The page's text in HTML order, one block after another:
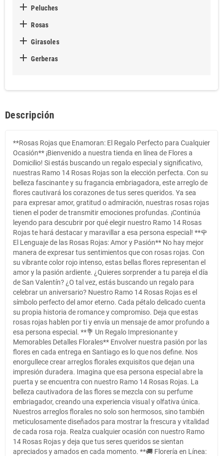
 Peluches
 Rosas
 Girasoles
 Gerberas
Descripción
**Rosas Rojas que Enamoran: El Regalo Perfecto para Cualquier
Ocasión** ¡Bienvenido a nuestra tienda en línea de Flores a
Domicilio! Si estás buscando un regalo especial y significativo,
nuestras Ramo 14 Rosas Rojas son la elección perfecta. Con su
belleza fascinante y su fragancia embriagadora, este arreglo de
flores cautivará los corazones de tus seres queridos. Ya sea
para expresar amor, gratitud o admiración, nuestras rosas rojas
tienen el poder de transmitir emociones profundas. ¡Continúa
leyendo para descubrir por qué elegir nuestro Ramo 14 Rosas
Rojas te hará destacar y maravillar a esa persona especial! **🌹
El Lenguaje de las Rosas Rojas: Amor y Pasión** No hay mejor
manera de expresar tus sentimientos que con rosas rojas. Con
su vibrante color rojo intenso, estas bellas flores representan el
amor y la pasión ardiente. ¿Quieres sorprender a tu pareja el día
de San Valentín? ¿O tal vez, estás buscando un regalo para
celebrar un aniversario? Nuestro Ramo 14 Rosas Rojas es el
símbolo perfecto del amor eterno. Cada pétalo delicado cuenta
su propia historia de romance y compromiso. Deja que estas
rosas rojas hablen por ti y envía un mensaje de amor profundo a
esa persona especial. **💐 Un Regalo Impresionante y
Memorables Detalles Florales** Envolver nuestra pasión por las
flores en cada entrega en Santiago es lo que nos define. Nos
enorgullece crear arreglos florales exquisitos que dejan una
impresión duradera. Imagina que esa persona especial abre la
puerta y se encuentra con nuestro Ramo 14 Rosas Rojas. La
belleza cautivadora de las flores se mezcla con su perfume
embriagador, creando una experiencia visual y olfativa única.
Nuestros arreglos florales no solo son hermosos, sino también
meticulosamente diseñados para mostrar la frescura y vitalidad
de cada rosa roja. Realza cualquier ocasión con nuestro Ramo
14 Rosas Rojas y deja que tus seres queridos se sientan
apreciados y amados en cada momento. **🚚 Florería en Línea: